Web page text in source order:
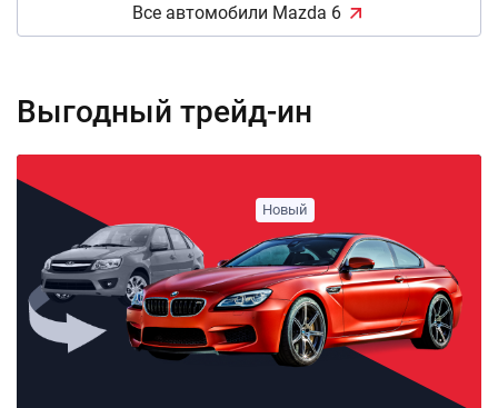
Все автомобили Mazda 6
Выгодный трейд-ин